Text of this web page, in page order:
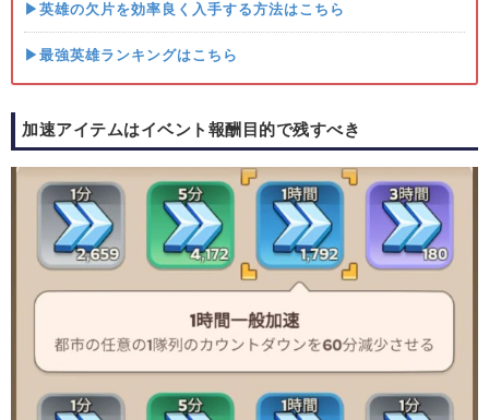
▶英雄の欠片を効率良く入手する方法はこちら
▶ 最強英雄ランキングはこちら
加速アイテムはイベント報酬目的で残すべき